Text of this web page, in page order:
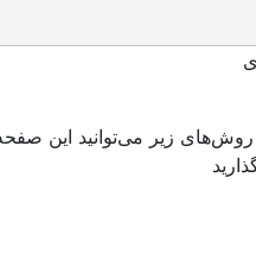
روش‌های زیر می‌توانید این